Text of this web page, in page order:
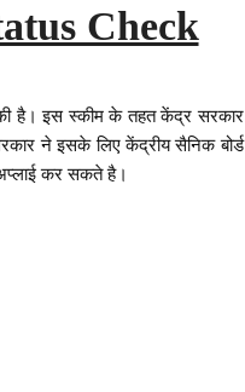
Check
की है। इस स्कीम के तहत केंद्र सरकार
ने इसके लिए केंद्रीय सैनिक बोर्ड
कर सकते है।